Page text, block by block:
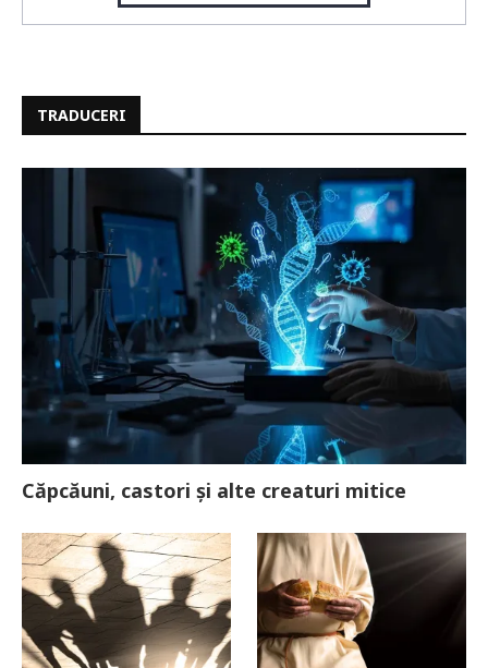
TRADUCERI
Căpcăuni, castori și alte creaturi mitice